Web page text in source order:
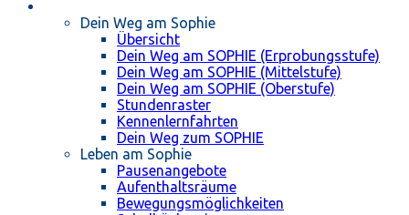
Dein Weg am Sophie
Übersicht
Dein Weg am SOPHIE (Erprobungsstufe)
Dein Weg am SOPHIE (Mittelstufe)
Dein Weg am SOPHIE (Oberstufe)
Stundenraster
Kennenlernfahrten
Dein Weg zum SOPHIE
Leben am Sophie
Pausenangebote
Aufenthaltsräume
Bewegungsmöglichkeiten